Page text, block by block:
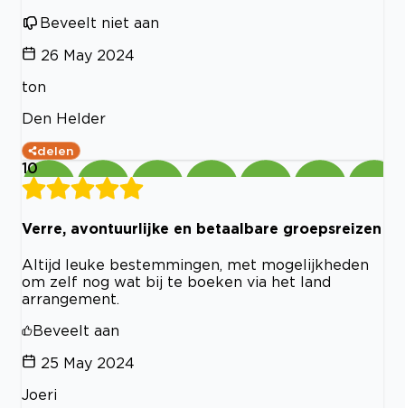
Beveelt niet aan
26 May 2024
ton
Den Helder
delen
10
Verre, avontuurlijke en betaalbare groepsreizen
Altijd leuke bestemmingen, met mogelijkheden
om zelf nog wat bij te boeken via het land
arrangement.
Beveelt aan
25 May 2024
Joeri